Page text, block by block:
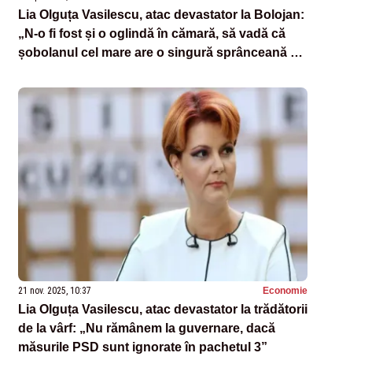
Lia Olguța Vasilescu, atac devastator la Bolojan:
„N‑o fi fost și o oglindă în cămară, să vadă că
șobolanul cel mare are o singură sprânceană și
21 nov. 2025, 10:37 Economie
Lia Olguța Vasilescu, atac devastator la trădătorii
de la vârf: „Nu rămânem la guvernare, dacă
măsurile PSD sunt ignorate în pachetul 3”